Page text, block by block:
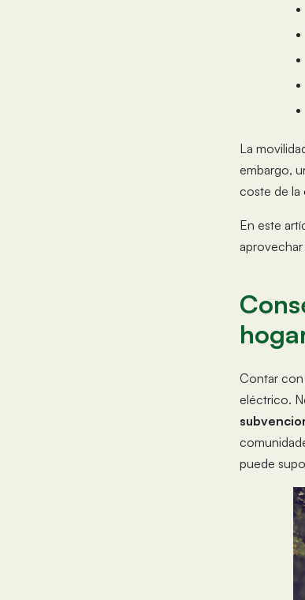
La
embargo,
coste de la
En este
Contar con
eléctrico.
puede